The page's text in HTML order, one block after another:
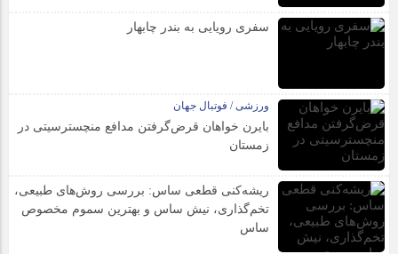
سفری رویایی به بندر چابهار
ورزشی / فوتبال جهان
بایرن خواهان قرض‌گرفتن مدافع منچسترسیتی در
زمستان
ریشه‌کنی قطعی ساس: بررسی روش‌های طبیعی،
تخم‌گذاری، نیش ساس و بهترین سموم مخصوص
ساس